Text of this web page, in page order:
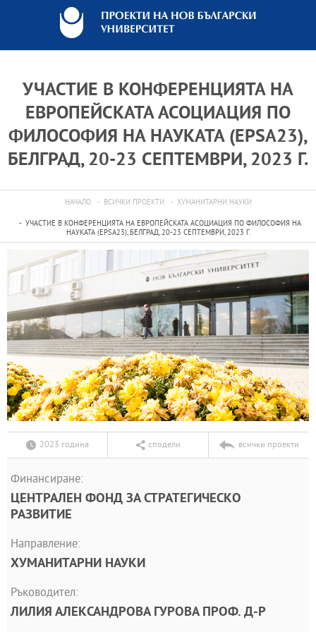
УЧАСТИЕ В КОНФЕРЕНЦИЯТА НА
ЕВРОПЕЙСКАТА АСОЦИАЦИЯ ПО
ФИЛОСОФИЯ НА НАУКАТА (EPSA23),
БЕЛГРАД, 20-23 СЕПТЕМВРИ, 2023 Г.
НАЧАЛО ВСИЧКИ ПРОЕКТИ ХУМАНИТАРНИ НАУКИ
УЧАСТИЕ В КОНФЕРЕНЦИЯТА НА ЕВРОПЕЙСКАТА АСОЦИАЦИЯ ПО ФИЛОСОФИЯ НА
НАУКАТА (EPSA23), БЕЛГРАД, 20-23 СЕПТЕМВРИ, 2023 Г.
2023 година сподели всички проекти
Финансиране:
ЦЕНТРАЛЕН ФОНД ЗА СТРАТЕГИЧЕСКО
РАЗВИТИЕ
Направление:
ХУМАНИТАРНИ НАУКИ
Ръководител:
ЛИЛИЯ АЛЕКСАНДРОВА ГУРОВА ПРОФ. Д-Р